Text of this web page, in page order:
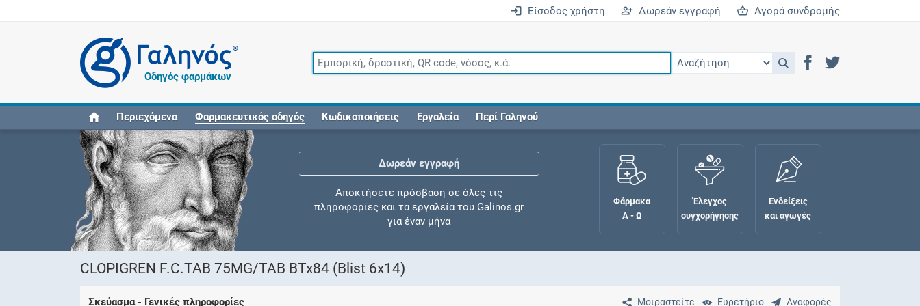
Είσοδος χρήστη Δωρεάν εγγραφή Αγορά συνδρομής
®
Οδηγός φαρμάκων
Περιεχόμενα Φαρμακευτικός οδηγός Κωδικοποιήσεις Εργαλεία Περί Γαληνού
Δωρεάν εγγραφή
Αποκτήσετε πρόσβαση σε όλες τις
πληροφορίες και τα εργαλεία του Galinos.gr
για έναν μήνα
Φάρμακα
Α - Ω
Έλεγχος
συγχορήγησης
Ενδείξεις
και αγωγές
CLOPIGREN F.C.TAB 75MG/TAB BTx84 (Blist 6x14)
Μοιραστείτε Ευρετήριο Αναφορές
Σκεύασμα - Γενικές πληροφορίες